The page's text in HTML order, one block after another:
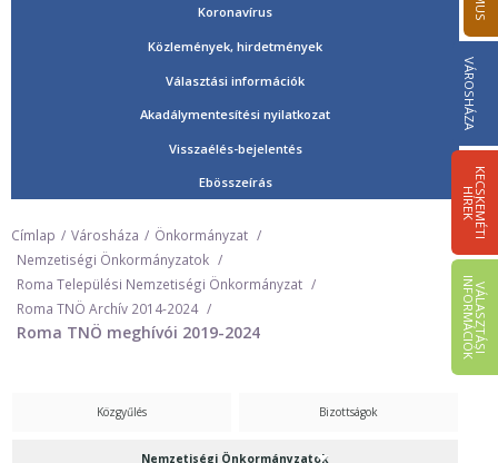
VÁROSHÁZA
K
E
C
S
K
E
M
É
T
I
HÍ
R
E
K
V
Á
L
A
S
Z
T
Á
S
I
IN
F
O
R
M
Á
C
I
Ó
K
Koronavírus
Közlemények, hirdetmények
Választási információk
Akadálymentesítési nyilatkozat
Visszaélés-bejelentés
Ebösszeírás
Címlap Városháza
Önkormányzat
Nemzetiségi Önkormányzatok
Roma Települési Nemzetiségi Önkormányzat
Roma TNÖ Archív 2014-2024
Roma TNÖ meghívói 2019-2024
Közgyűlés Bizottságok
Nemzetiségi Önkormányzatok